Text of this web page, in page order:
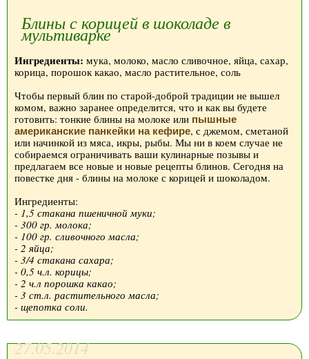
Блины с корицей в шоколаде в
мультиварке
Ингредиенты: мука, молоко, масло сливочное, яйца, сахар,
корица, порошок какао, масло растительное, соль
Чтобы первый блин по старой-доброй традиции не вышел
комом, важно заранее определится, что и как вы будете
готовить: тонкие блины на молоке или пышные
американские панкейки на кефире, с джемом, сметаной
или начинкой из мяса, икры, рыбы. Мы ни в коем случае не
собираемся ограничивать ваши кулинарные позывы и
предлагаем все новые и новые рецепты блинов. Сегодня на
повестке дня - блины на молоке с корицей и шоколадом.
Ингредиенты:
- 1,5 стакана пшеничной муки;
- 300 гр. молока;
- 100 гр. сливочного масла;
- 2 яйца;
- 3/4 стакана сахара;
- 0,5 ч.л. корицы;
- 2 ч.л порошка какао;
- 3 ст.л. растительного масла;
- щепотка соли.
27.05.2014